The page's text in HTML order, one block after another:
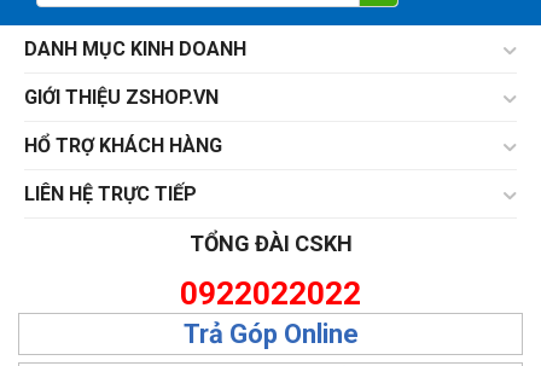
DANH MỤC KINH DOANH
GIỚI THIỆU ZSHOP.VN
HỔ TRỢ KHÁCH HÀNG
LIÊN HỆ TRỰC TIẾP
TỔNG ĐÀI CSKH
0922022022
Trả Góp Online